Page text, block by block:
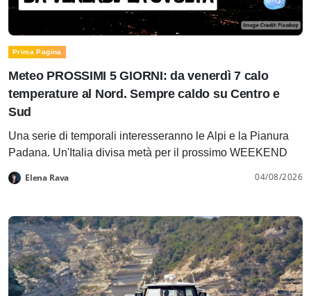
Prima Pagina
Meteo PROSSIMI 5 GIORNI: da venerdì 7 calo
temperature al Nord. Sempre caldo su Centro e
Sud
Una serie di temporali interesseranno le Alpi e la Pianura
Padana. Un'Italia divisa metà per il prossimo WEEKEND
Elena Rava 04/08/2026